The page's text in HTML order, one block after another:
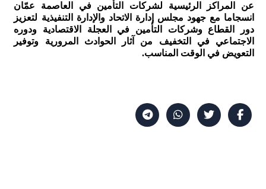
عن المراكز الرئيسية لشركات التأمين في العاصمة عمّان
انسجاما مع جهود مجلس إدارة الاتحاد والإدارة التنفيذية لتعزيز
دور القطاع وشركات التأمين في العجلة الاقتصادية ودوره
الاجتماعي في التخفيف من آثار الحوادث المرورية وتوفير
التعويض في الوقت المناسب.